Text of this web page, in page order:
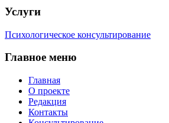
Услуги
Психологическое консультирование
Главное меню
Главная
О проекте
Редакция
Контакты